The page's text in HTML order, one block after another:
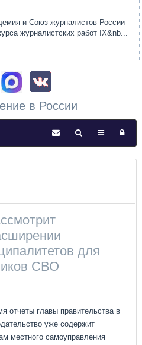
и Союз журналистов России
журналистских работ IX&nb...
в России
для
СВО
отчеты главы правительства в
уже содержит
местного самоуправления